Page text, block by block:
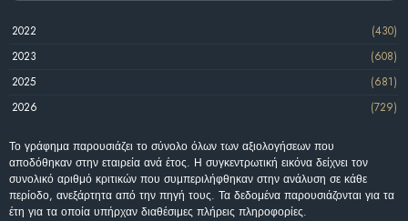
2022
(430)
2023
(608)
2025
(681)
2026
(729)
Το γράφημα παρουσιάζει το σύνολο όλων των αξιολογήσεων που
αποδόθηκαν στην εταιρεία ανά έτος. Η συγκεντρωτική εικόνα δείχνει τον
συνολικό αριθμό κριτικών που συμπεριλήφθηκαν στην ανάλυση σε κάθε
περίοδο, ανεξάρτητα από την πηγή τους. Τα δεδομένα παρουσιάζονται για τα
έτη για τα οποία υπήρχαν διαθέσιμες πλήρεις πληροφορίες.